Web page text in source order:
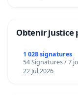
Obtenir justice
1 028 signatures
54 Signatures / 7
22 Jul 2026